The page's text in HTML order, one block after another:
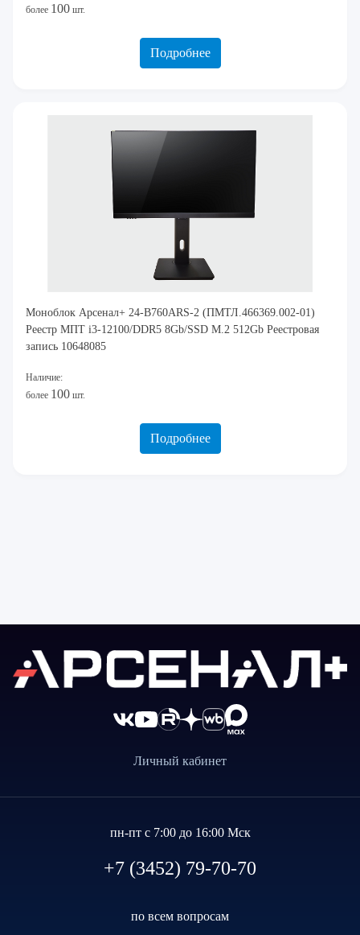
более 100 шт.
Подробнее
Моноблок Арсенал+ 24-B760ARS-2 (ПМТЛ.466369.002-01)
Реестр МПТ i3-12100/DDR5 8Gb/SSD M.2 512Gb Реестровая
запись 10648085
Наличие:
более 100 шт.
Подробнее
Личный кабинет
пн-пт с 7:00 до 16:00 Мск
+7 (3452) 79-70-70
по всем вопросам